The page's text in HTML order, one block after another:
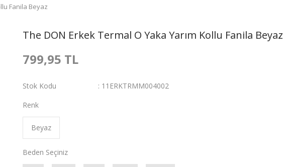
Fanila Beyaz
The DON Erkek Termal O Yaka Yarım Kollu Fanila Beyaz
799,95 TL
Stok Kodu
11ERKTRMM004002
Renk
Beyaz
Beden Seçiniz